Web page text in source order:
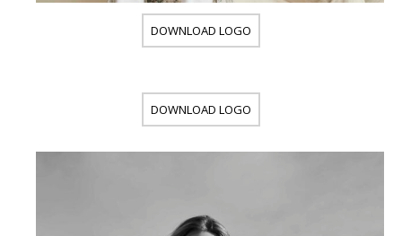
DOWNLOAD LOGO
DOWNLOAD LOGO